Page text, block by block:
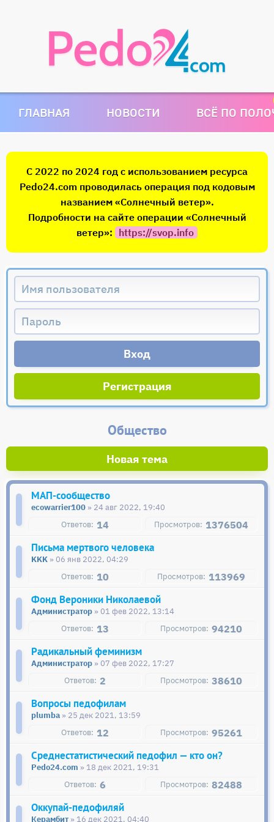
ГЛАВНАЯ НОВОСТИ ВСЁ ПО
С 2022 по 2024 год с использованием ресурса
Pedo24.com проводилась операция под кодовым
названием «Солнечный ветер».
Подробности на сайте операции «Солнечный
ветер»: https://svop.info
Регистрация
Общество
Новая тема
МАП-сообщество
ecowarrier100 » 24 авг 2022, 19:40
14 1376504
Письма мертвого человека
KKK » 06 янв 2022, 04:29
10 113969
Фонд Вероники Николаевой
Администратор » 01 фев 2022, 13:14
13 94210
Радикальный феминизм
Администратор » 07 фев 2022, 17:27
2 38610
Вопросы педофилам
plumba » 25 дек 2021, 13:59
12 95261
Среднестатистический педофил — кто он?
Pedo24.com » 18 дек 2021, 19:31
6 82488
Оккупай-педофиляй
Керамбит» 16 дек 2021, 04:40